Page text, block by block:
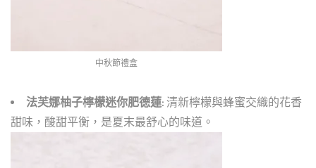
中秋節禮盒
法芙娜柚子檸檬迷你肥德蓮: 清新檸檬與蜂蜜交織的花香
甜味，酸甜平衡，是夏末最舒心的味道。